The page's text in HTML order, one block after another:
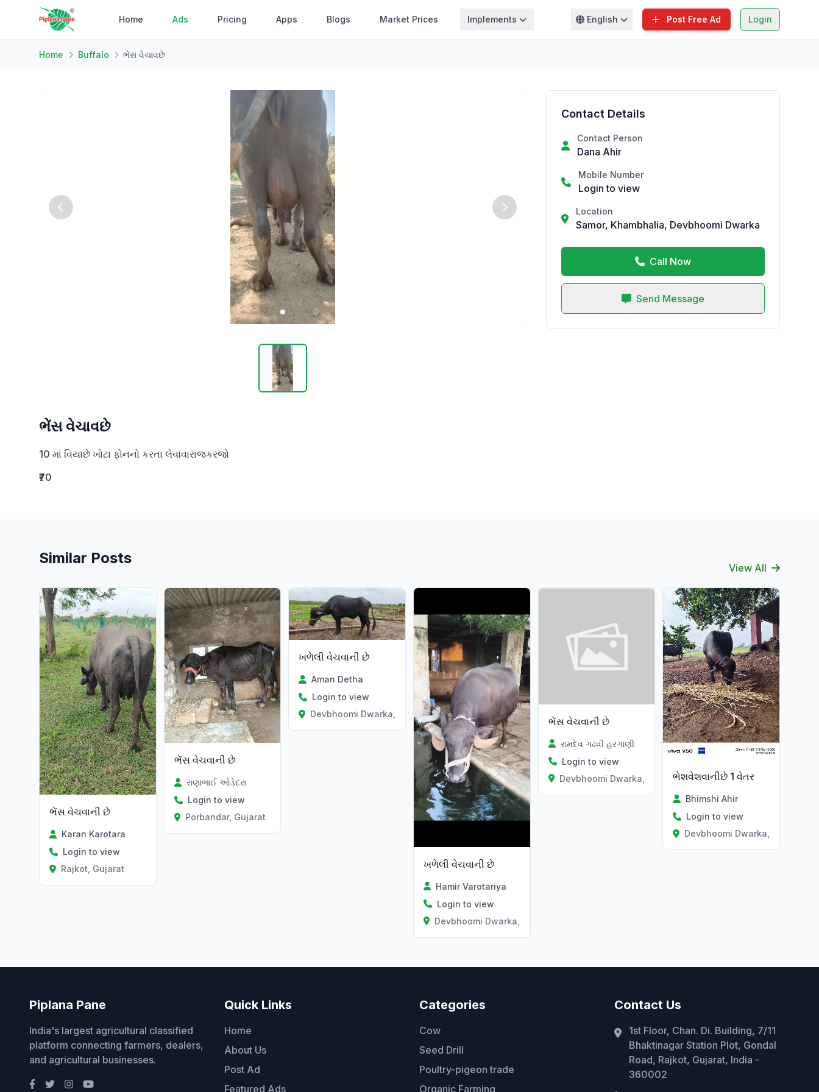
Home Ads Pricing Apps Blogs Market Prices Implements English Post Free Ad Login
Home Buffalo ભેંસ વેચાવછે
ભેંસ વેચાવછે
10 માં વિયાછે ખોટા ફોનનો કરતા લેવાવારાજકરજો
₹70
Contact Details
Contact Person
Dana Ahir
Mobile Number
Login to view
Location
Samor, Khambhalia, Devbhoomi Dwarka
Call Now
Send Message
Similar Posts
View All
ભેંસ વેચવાની છે
Karan Karotara
Login to view
Rajkot, Gujarat
ભેંસ વેચવાની છે
રાણાભાઈ ઓડેદરા
Login to view
Porbandar, Gujarat
ખળેલી વેચવાની છે
Aman Detha
Login to view
Devbhoomi Dwarka, Gujarat
ખળેલી વેચવાની છે
Hamir Varotariya
Login to view
Devbhoomi Dwarka, Gujarat
ભેંસ વેચવાની છે
રામદેવ ગઢવી હરગાણી
Login to view
Devbhoomi Dwarka, Gujaratભેશવેશવાનીછે 1 વેતર
Bhimshi Ahir
Login to view
Devbhoomi Dwarka, Gujarat
Piplana Pane
India's largest agricultural classified
platform connecting farmers, dealers,
and agricultural businesses.
Quick Links
Home
About Us
Post Ad
Featured Ads
Categories
Cow
Seed Drill
Poultry-pigeon trade
Organic Farming
Contact Us
1st Floor, Chan. Di. Building, 7/11
Bhaktinagar Station Plot, Gondal
Road, Rajkot, Gujarat, India -
360002